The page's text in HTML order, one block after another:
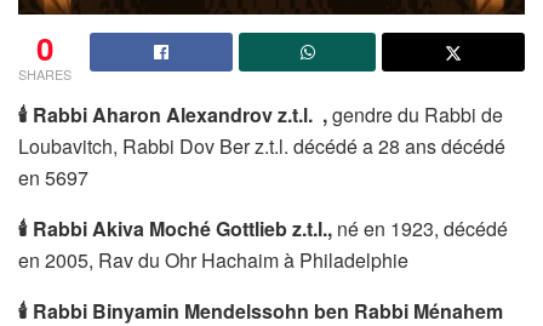
0
SHARES
🕯 Rabbi Aharon Alexandrov z.t.l. ,gendre du Rabbi de
Loubavitch, Rabbi Dov Ber z.t.l. décédé a 28 ans décédé
en 5697
🕯 Rabbi Akiva Moché Gottlieb z.t.l., né en 1923, décédé
en 2005, Rav du Ohr Hachaim à Philadelphie
🕯 Rabbi Binyamin Mendelssohn ben Rabbi Ménahem